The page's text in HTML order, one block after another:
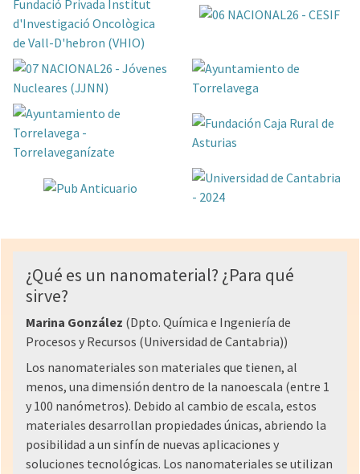
¿Qué es un nanomaterial? ¿Para qué
sirve?
Marina González (Dpto. Química e Ingeniería de
Procesos y Recursos (Universidad de Cantabria))
Los nanomateriales son materiales que tienen, al
menos, una dimensión dentro de la nanoescala (entre 1
y 100 nanómetros). Debido al cambio de escala, estos
materiales desarrollan propiedades únicas, abriendo la
posibilidad a un sinfín de nuevas aplicaciones y
soluciones tecnológicas. Los nanomateriales se utilizan